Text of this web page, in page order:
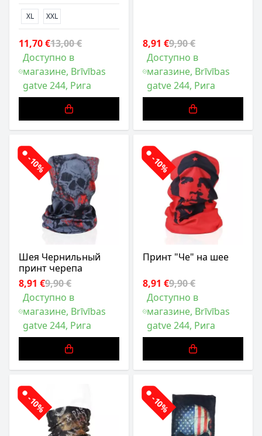
XL XXL
11,70 €13,00 €
Доступно в
магазине, Brīvības
gatve 244, Рига
8,91 €9,90 €
Доступно в
магазине, Brīvības
gatve 244, Рига
-10%
Шея Чернильный
принт черепа
8,91 €9,90 €
Доступно в
магазине, Brīvības
gatve 244, Рига
-10%
Принт "Че" на шее
8,91 €9,90 €
Доступно в
магазине, Brīvības
gatve 244, Рига
-10% -10%